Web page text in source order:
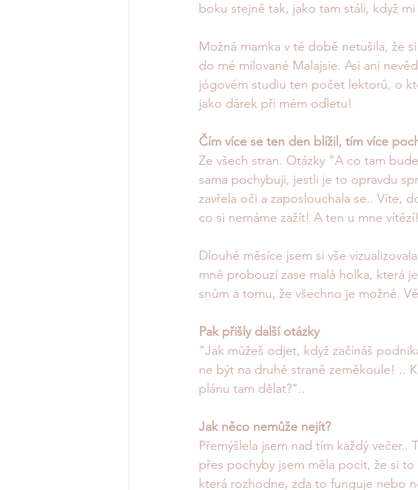
boku stejně tak, jako tam stáli, když
Možná mamka v té době netušila, že
do mé milované Malajsie. Asi ani
jógovém studiu ten počet lektorů, o
jako dárek při mém odletu!
Čím více se ten den blížil, tím více
Ze všech stran. Otázky "A co tam
sama pochybuji, jestli je to opravdu
zavřela oči a zaposlouchala se.. Víte,
co si nemáme zažít! A ten u mne vítězí!
Dlouhé měsíce jsem si vše
mně probouzí zase malá holka, která
snům a tomu, že všechno je možné.
Pak přišly další otázky
"Jak můžeš odjet, když začínáš
ne být na druhé straně zeměkoule! ..
plánu tam dělat?"..
Jak něco nemůže nejít?
Přemýšlela jsem nad tím každý
přes pochyby jsem měla pocit, že si
která rozhodne, zda to funguje nebo